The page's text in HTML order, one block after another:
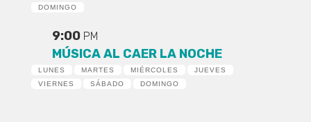
DOMINGO
9:00 PM
MÚSICA AL CAER LA NOCHE
LUNES MARTES MIÉRCOLES
JUEVES
VIERNES
SÁBADO DOMINGO